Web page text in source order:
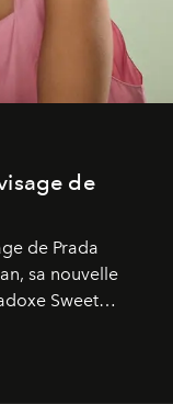
de
de Prada
sa nouvelle
Sweet